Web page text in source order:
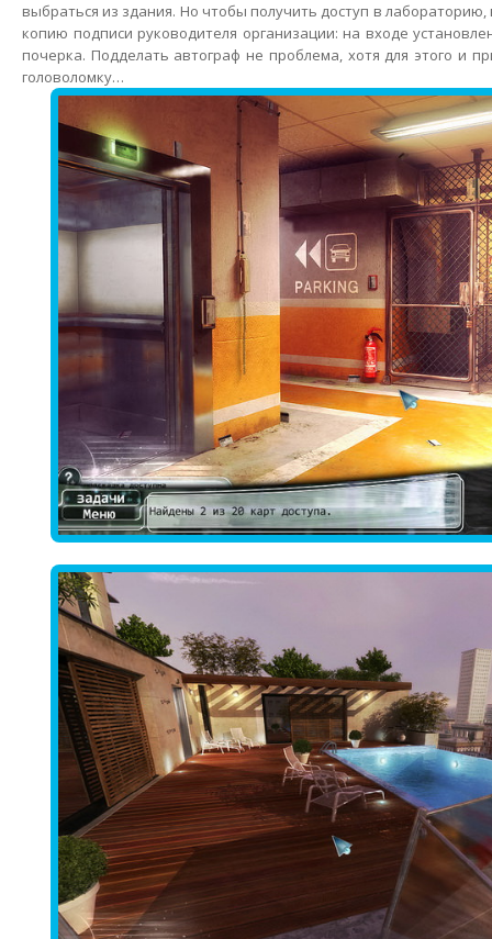
выбраться из здания. Но чтобы получить доступ в
копию подписи руководителя организации: на входе
почерка. Подделать автограф не проблема, хотя для этого и
головоломку…